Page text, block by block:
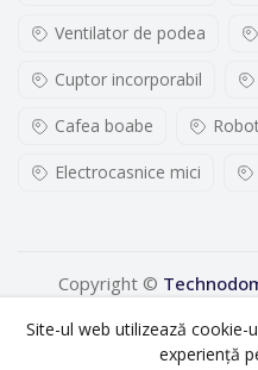
Ventilator de podea
Cuptor incorporabil
Cafea boabe
Electrocasnice mici
Copyright ©
Site-ul web utilizează cookie-
experiență